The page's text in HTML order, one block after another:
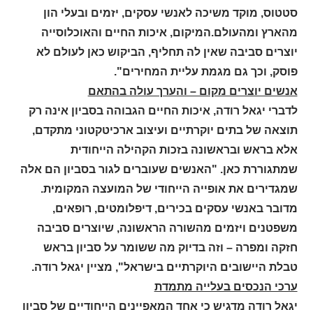
סטטוס, מוקד משיכה לאנשי עסקים, יזמים ובעלי הון
מהארץ ומהעולם.המיקום, איכות החיים והאוכלוסייה
יוצרים סביבה שאין לה תחליף, הביקוש כאן לעולם לא
פוסק, וכך גם מגמת עליית המחירים".
אנשים יוצרים מקום – והערך עולה בהתאם
לדברי יגאל רודה, איכות החיים הגבוהה בסביון אינה רק
תוצאה של בתים יוקרתיים ועיצוב ארכיטקטוני מתקדם,
אלא בראש ובראשונה בזכות הקהילה הייחודית
שמתגוררת כאן. "האנשים שעוברים לגור בסביון הם אלה
שמגדירים את אופייה הייחודי של המועצה המקומית.
מדובר באנשי עסקים בכירים, דיפלומטים, רופאים,
משפטנים ויזמים מהשורה הראשונה, שיוצרים סביבה
חזקה ומפרה – וזה בדיוק מה ששומר על סביון בראש
טבלת היישובים היוקרתיים בישראל", מציין יגאל רודה.
ערכי הנכסים בעלייה מתמדת
יגאל רודה מדגיש כי אחד המאפיינים הייחודיים של סביון